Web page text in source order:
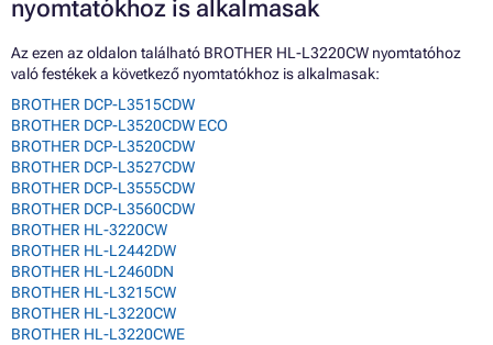
nyomtatókhoz is alkalmasak
Az ezen az oldalon található BROTHER HL-L3220CW nyomtatóhoz
való festékek a következő nyomtatókhoz is alkalmasak:
BROTHER DCP-L3515CDW
BROTHER DCP-L3520CDW ECO
BROTHER DCP-L3520CDW
BROTHER DCP-L3527CDW
BROTHER DCP-L3555CDW
BROTHER DCP-L3560CDW
BROTHER HL-3220CW
BROTHER HL-L2442DW
BROTHER HL-L2460DN
BROTHER HL-L3215CW
BROTHER HL-L3220CW
BROTHER HL-L3220CWE